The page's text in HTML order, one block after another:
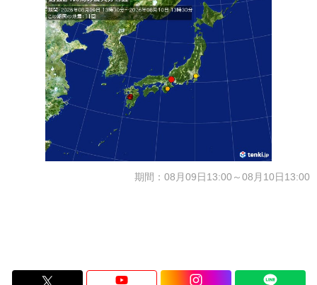
期間：08月09日13:00～08月10日13:00